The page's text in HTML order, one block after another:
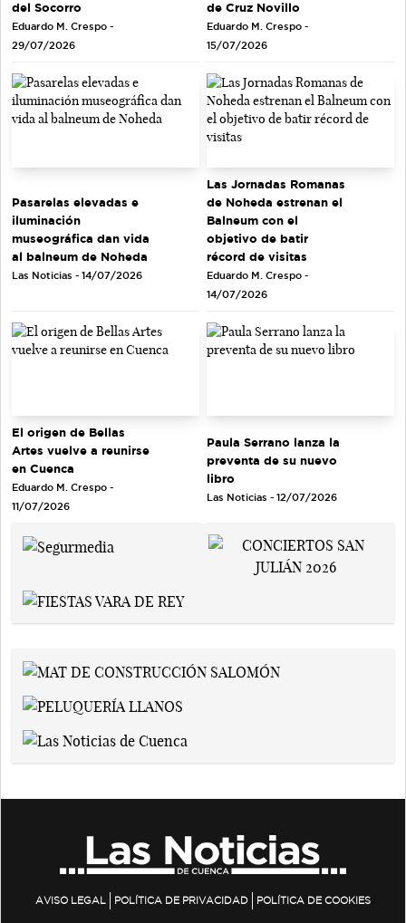
del Socorro
Eduardo M. Crespo -
29/07/2026
de Cruz Novillo
Eduardo M. Crespo -
15/07/2026
Pasarelas elevadas e
iluminación
museográfica dan vida
al balneum de Noheda
Las Noticias - 14/07/2026
Las Jornadas Romanas
de Noheda estrenan el
Balneum con el
objetivo de batir
récord de visitas
Eduardo M. Crespo -
14/07/2026
El origen de Bellas
Artes vuelve a reunirse
en Cuenca
Eduardo M. Crespo -
11/07/2026
Paula Serrano lanza la
preventa de su nuevo
libro
Las Noticias - 12/07/2026
AVISO LEGAL POLÍTICA DE PRIVACIDAD POLÍTICA DE COOKIES